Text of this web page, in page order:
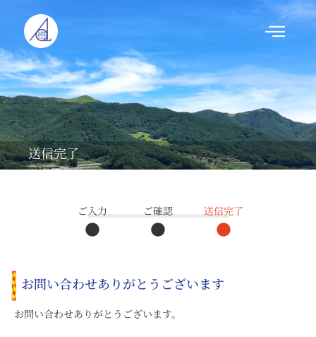
ス
キ
ッ
プ
送信完了
ご入力 ご確認 送信完了
お問い合わせありがとうございます
お問い合わせありがとうございます。